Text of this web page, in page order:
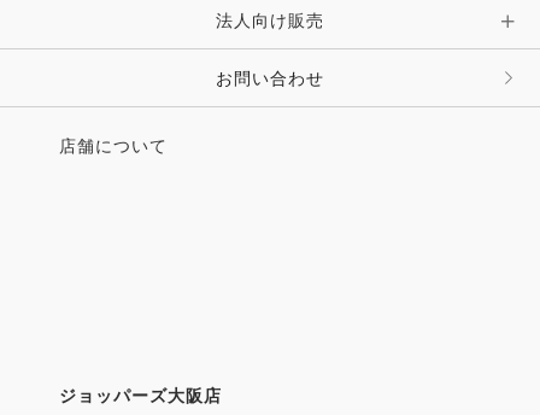
・コンセプトは馬から人へ、人から馬へ
バジガクの豊かなスクールライフ
東関東馬事高等学院／東関東馬事専門学院
─新しい馬との関係を提案するHorse Value
ためのサプリ
法人向け販売
お問い合わせ
店舗について
ジョッパーズ大阪店